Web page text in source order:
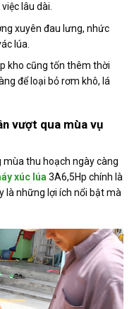
lâu dài.
xuyên đau lưng, nhức
lúa.
kho cũng tốn thêm thời
để loại bỏ rơm khô, lá
vượt qua mùa vụ
mùa thu hoạch ngày càng
xúc lúa 3A6,5Hp chính là
là những lợi ích nổi bật mà